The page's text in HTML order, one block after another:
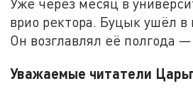
врио ректора. Буцык ушёл в
Он возглавлял её полгода
Уважаемые читатели